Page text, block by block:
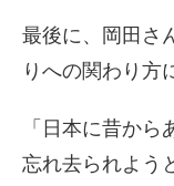
最後に、岡田さ
りへの関わり方
「日本に昔か
忘れ去られよう